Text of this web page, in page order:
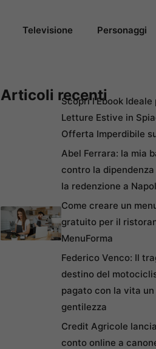
Televisione Personaggi
Articoli recenti
Scopri l’Ebook
Letture Estive in
Offerta Imperdibile
Abel Ferrara: la mia
contro la
la redenzione a
Come creare un
gratuito per il
MenuForma
Federico Venco: Il
destino del
pagato con la vita
gentilezza
Credit Agricole
conto online a